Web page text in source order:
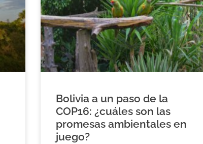
Bolivia a un paso de la
COP16: ¿cuáles son las
promesas ambientales en
juego?